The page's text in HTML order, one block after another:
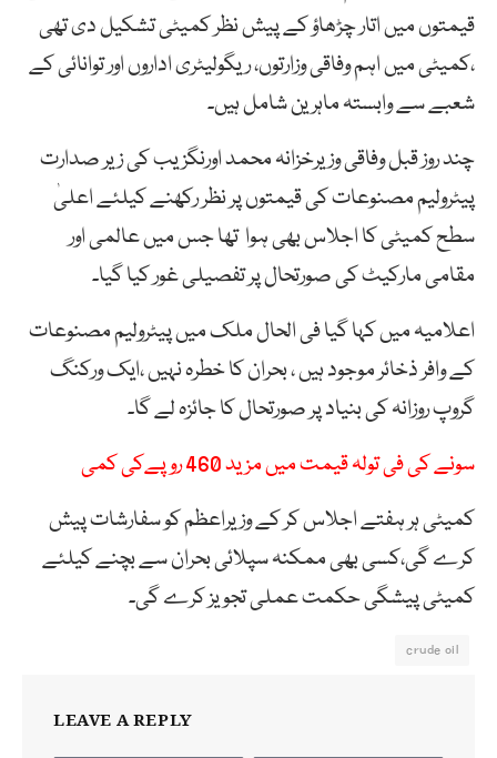
قیمتوں میں اتار چڑھاؤ کے پیش نظر کمیٹی تشکیل دی تھی
،کمیٹی میں اہم وفاقی وزارتوں، ریگولیٹری اداروں اور توانائی کے
شعبے سے وابستہ ماہرین شامل ہیں۔
چند روز قبل وفاقی وزیرخزانہ محمد اورنگزیب کی زیر صدارت
پیٹرولیم مصنوعات کی قیمتوں پر نظر رکھنے کیلئے اعلیٰ
سطح کمیٹی کا اجلاس بھی ہوا تھا جس میں عالمی اور
مقامی مارکیٹ کی صورتحال پر تفصیلی غور کیا گیا۔
اعلامیہ میں کہا گیا فی الحال ملک میں پیٹرولیم مصنوعات
کے وافر ذخائر موجود ہیں ، بحران کا خطرہ نہیں ،ایک ورکنگ
گروپ روزانہ کی بنیاد پر صورتحال کا جائزہ لے گا۔
سونے کی فی تولہ قیمت میں مزید 460 روپےکی کمی
کمیٹی ہر ہفتے اجلاس کر کے وزیراعظم کو سفارشات پیش
کرے گی،کسی بھی ممکنہ سپلائی بحران سے بچنے کیلئے
کمیٹی پیشگی حکمت عملی تجویز کرے گی۔
crude oil
LEAVE A REPLY